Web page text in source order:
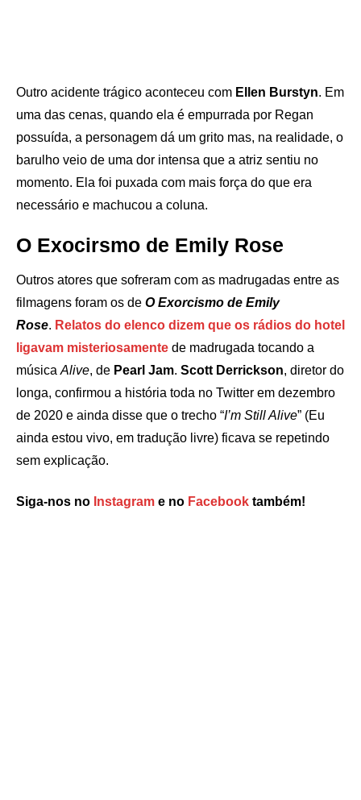
Outro acidente trágico aconteceu com Ellen Burstyn. Em
uma das cenas, quando ela é empurrada por Regan
possuída, a personagem dá um grito mas, na realidade, o
barulho veio de uma dor intensa que a atriz sentiu no
momento. Ela foi puxada com mais força do que era
necessário e machucou a coluna.
O Exocirsmo de Emily Rose
Outros atores que sofreram com as madrugadas entre as
filmagens foram os de O Exorcismo de Emily
Rose. Relatos do elenco dizem que os rádios do hotel
ligavam misteriosamente de madrugada tocando a
música Alive, de Pearl Jam. Scott Derrickson, diretor do
longa, confirmou a história toda no Twitter em dezembro
de 2020 e ainda disse que o trecho “I’m Still Alive” (Eu
ainda estou vivo, em tradução livre) ficava se repetindo
sem explicação.
Siga-nos no Instagram e no Facebook também!